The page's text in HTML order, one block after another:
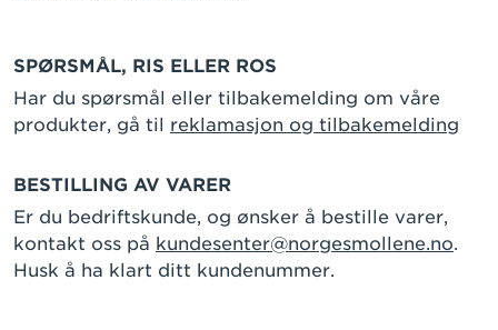
SPØRSMÅL, RIS ELLER ROS
Har du spørsmål eller tilbakemelding om våre
produkter, gå til reklamasjon og tilbakemelding
BESTILLING AV VARER
Er du bedriftskunde, og ønsker å bestille varer,
kontakt oss på kundesenter@norgesmollene.no.
Husk å ha klart ditt kundenummer.